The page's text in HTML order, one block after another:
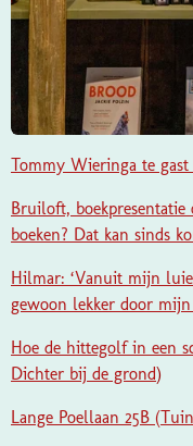
Tommy Wieringa te gast
Bruiloft,
boeken? Dat kan sinds
Hilmar: ‘Vanuit mijn
gewoon lekker door
Hoe de hittegolf in een
Dichter bij de grond)
Lange Poellaan 25B